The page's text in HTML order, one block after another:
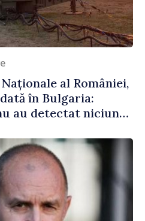
al României,
în Bulgaria:
au detectat niciun